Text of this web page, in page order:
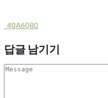
Post
navigation
_40A6080
답글 남기기